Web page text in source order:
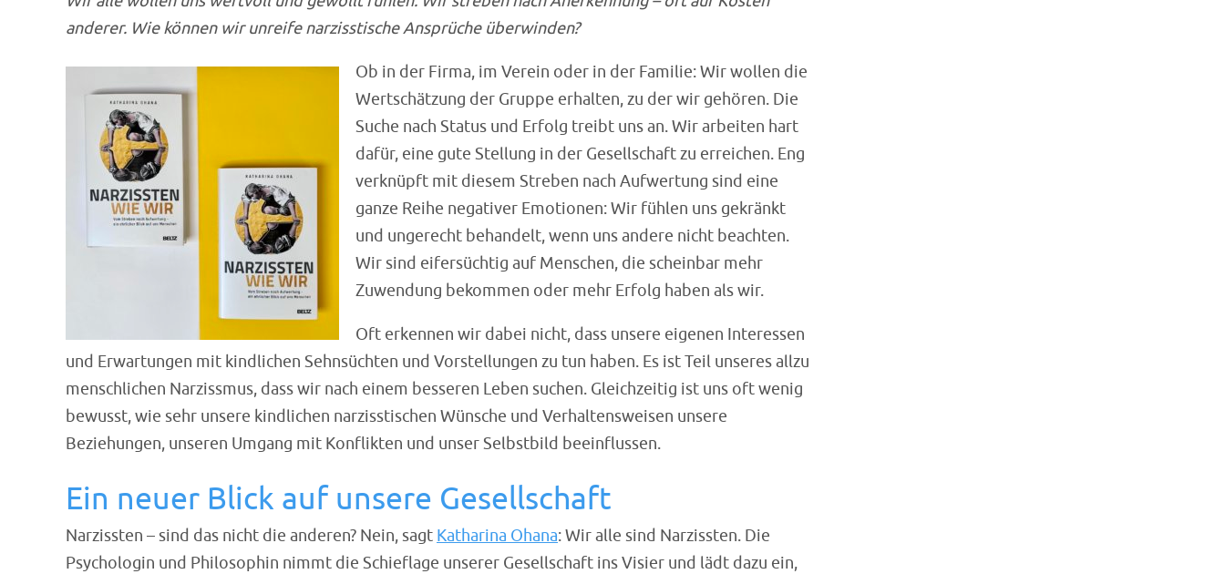
anderer. Wie können wir unreife narzisstische Ansprüche überwinden?
Ob in der Firma, im Verein oder in der Familie: Wir wollen die
Wertschätzung der Gruppe erhalten, zu der wir gehören. Die
Suche nach Status und Erfolg treibt uns an. Wir arbeiten hart
dafür, eine gute Stellung in der Gesellschaft zu erreichen. Eng
verknüpft mit diesem Streben nach Aufwertung sind eine
ganze Reihe negativer Emotionen: Wir fühlen uns gekränkt
und ungerecht behandelt, wenn uns andere nicht beachten.
Wir sind eifersüchtig auf Menschen, die scheinbar mehr
Zuwendung bekommen oder mehr Erfolg haben als wir.
Oft erkennen wir dabei nicht, dass unsere eigenen Interessen
und Erwartungen mit kindlichen Sehnsüchten und Vorstellungen zu tun haben. Es ist Teil unseres allzu
menschlichen Narzissmus, dass wir nach einem besseren Leben suchen. Gleichzeitig ist uns oft wenig
bewusst, wie sehr unsere kindlichen narzisstischen Wünsche und Verhaltensweisen unsere
Beziehungen, unseren Umgang mit Konflikten und unser Selbstbild beeinflussen.
Ein neuer Blick auf unsere Gesellschaft
Narzissten – sind das nicht die anderen? Nein, sagt Katharina Ohana: Wir alle sind Narzissten. Die
Psychologin und Philosophin nimmt die Schieflage unserer Gesellschaft ins Visier und lädt dazu ein,